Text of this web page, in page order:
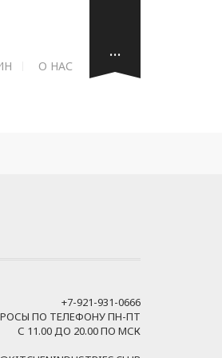
О НАС
…
+7-921-931-0666
ПО ТЕЛЕФОНУ ПН-ПТ
С 11.00 ДО 20.00 ПО МСК